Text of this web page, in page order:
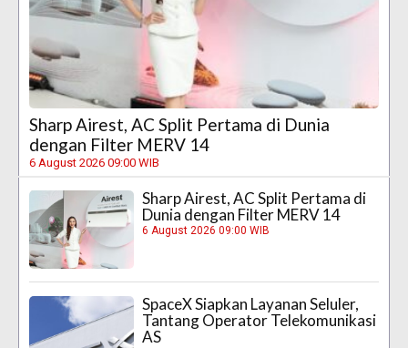
Sharp Airest, AC Split Pertama di Dunia
dengan Filter MERV 14
6 August 2026 09:00 WIB
Sharp Airest, AC Split Pertama di
Dunia dengan Filter MERV 14
6 August 2026 09:00 WIB
SpaceX Siapkan Layanan Seluler,
Tantang Operator Telekomunikasi
AS